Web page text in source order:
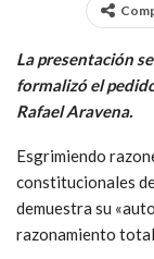
La presentación
formalizó el
Rafael Aravena.
Esgrimiendo
constitucionales
demuestra su
razonamiento